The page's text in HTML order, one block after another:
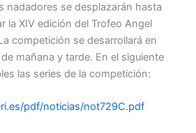
nadadores se desplazarán hasta
la XIV edición del Trofeo Angel
competición se desarrollará en
mañana y tarde. En el siguiente
las series de la competición:
pdf/noticias/not729C.pdf